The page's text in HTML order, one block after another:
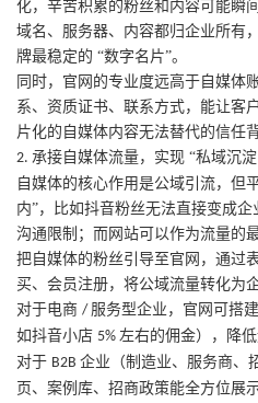
化，辛苦积累的粉丝和内容可能瞬
域名、服务器、内容都归企业所有
牌最稳定的 “数字名片”。
同时，官网的专业度远高于自媒体
系、资质证书、联系方式，能让客
片化的自媒体内容无法替代的信任背
2. 承接自媒体流量，实现 “私域沉淀
自媒体的核心作用是公域引流，但
内”，比如抖音粉丝无法直接变成
沟通限制；而网站可以作为流量的
把自媒体的粉丝引导至官网，通过
买、会员注册，将公域流量转化为
对于电商 / 服务型企业，官网可搭
如抖音小店 5% 左右的佣金），降低
对于 B2B 企业（制造业、服务商、
页、案例库、招商政策能全方位展